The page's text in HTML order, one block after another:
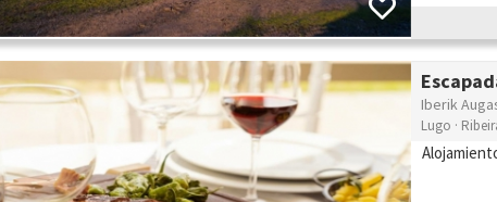
Iberik
Lugo ·